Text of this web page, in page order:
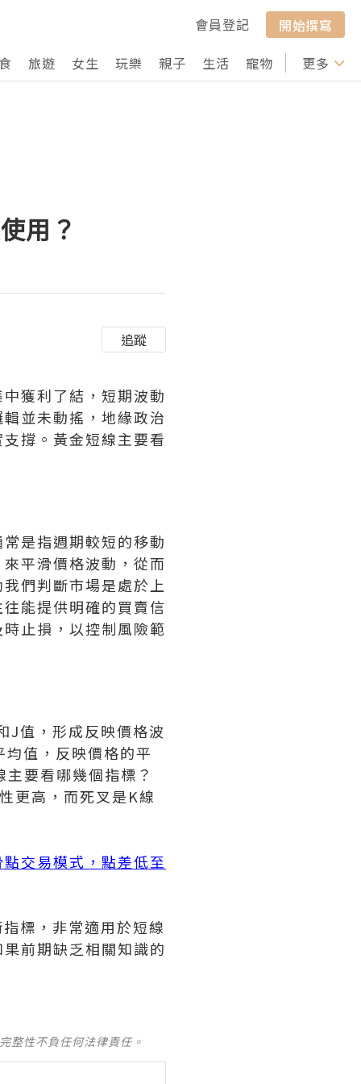
會員登記
開始撰寫
旅遊 女生 玩樂 親子 生活 寵物 行山 打卡
更多
用？
追蹤
獲利了結，短期波動
並未動搖，地緣政治
撐。黃金短線主要看
是指週期較短的移動
平滑價格波動，從而
們判斷市場是處於上
能提供明確的買賣信
止損，以控制風險範
J值，形成反映價格波
值，反映價格的平
要看哪幾個指標？
更高，而死叉是K線
交易模式，點差低至
標，非常適用於短線
前期缺乏相關知識的
整性不負任何法律責任。